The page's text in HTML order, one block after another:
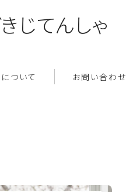
じてんしゃ
ついて お問い合わせ